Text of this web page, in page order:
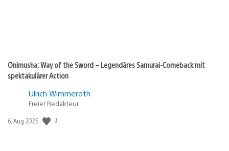
Onimusha: Way of the Sword – Legendäres Samurai-Comeback mit
spektakulärer Action
Ulrich Wimmeroth
Freier Redakteur
Veröffentlichungsdatum:
6. Aug 2026 3